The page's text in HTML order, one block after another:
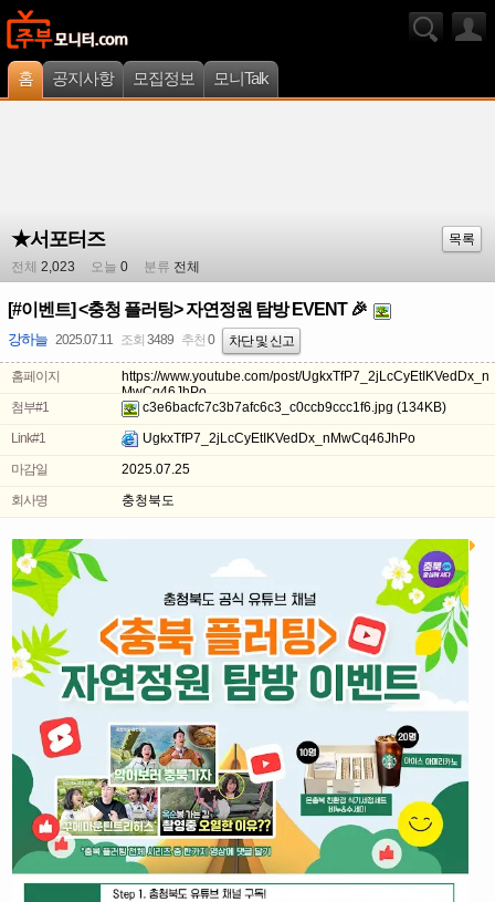
홈 공지사항 모집정보 모니Talk
★서포터즈
목록
전체 2,023 오늘 0 분류 전체
[#이벤트] <충청 플러팅> 자연정원 탐방 EVENT 🎉
강하늘 2025.07.11 조회 3489 추천 0 차단 및 신고
홈페이지
https://www.youtube.com/post/UgkxTfP7_2jLcCyEtIKVedDx_n
MwCq46JhPo
첨부#1
c3e6bacfc7c3b7afc6c3_c0ccb9ccc1f6.jpg (134KB)
Link#1
UgkxTfP7_2jLcCyEtIKVedDx_nMwCq46JhPo
마감일
2025.07.25
회사명
충청북도